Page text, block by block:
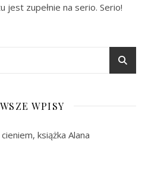
jest zupełnie na serio. Serio!
WPISY
książka Alana